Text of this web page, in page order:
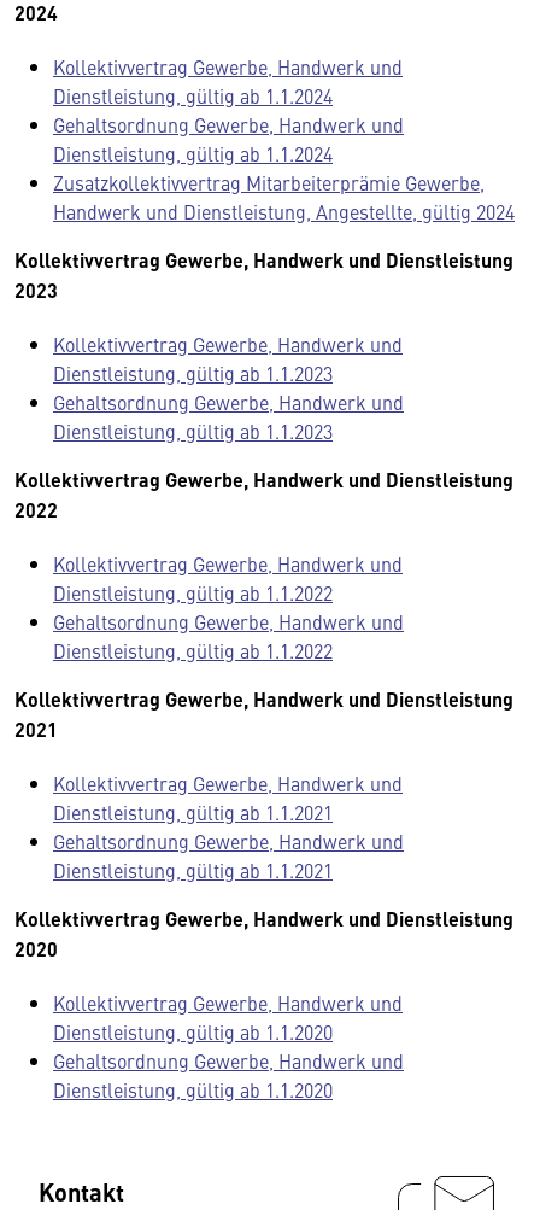
2024
Kollektivvertrag Gewerbe, Handwerk und
Dienstleistung, gültig ab 1.1.2024
Gehaltsordnung Gewerbe, Handwerk und
Dienstleistung, gültig ab 1.1.2024
Zusatzkollektivvertrag Mitarbeiterprämie Gewerbe,
Handwerk und Dienstleistung, Angestellte, gültig 2024
Kollektivvertrag Gewerbe, Handwerk und Dienstleistung
2023
Kollektivvertrag Gewerbe, Handwerk und
Dienstleistung, gültig ab 1.1.2023
Gehaltsordnung Gewerbe, Handwerk und
Dienstleistung, gültig ab 1.1.2023
Kollektivvertrag Gewerbe, Handwerk und Dienstleistung
2022
Kollektivvertrag Gewerbe, Handwerk und
Dienstleistung, gültig ab 1.1.2022
Gehaltsordnung Gewerbe, Handwerk und
Dienstleistung, gültig ab 1.1.2022
Kollektivvertrag Gewerbe, Handwerk und Dienstleistung
2021
Kollektivvertrag Gewerbe, Handwerk und
Dienstleistung, gültig ab 1.1.2021
Gehaltsordnung Gewerbe, Handwerk und
Dienstleistung, gültig ab 1.1.2021
Kollektivvertrag Gewerbe, Handwerk und Dienstleistung
2020
Kollektivvertrag Gewerbe, Handwerk und
Dienstleistung, gültig ab 1.1.2020
Gehaltsordnung Gewerbe, Handwerk und
Dienstleistung, gültig ab 1.1.2020
Kontakt